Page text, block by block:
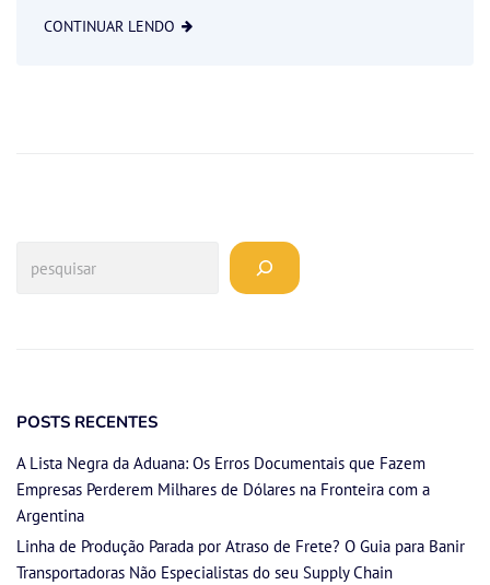
CONTINUAR LENDO
POSTS RECENTES
A Lista Negra da Aduana: Os Erros Documentais que Fazem
Empresas Perderem Milhares de Dólares na Fronteira com a
Argentina
Linha de Produção Parada por Atraso de Frete? O Guia para Banir
Transportadoras Não Especialistas do seu Supply Chain